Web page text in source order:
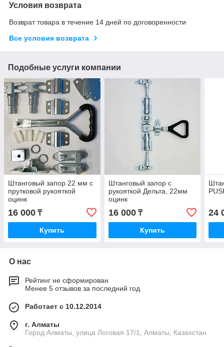
Условия возврата
Возврат товара в течение 14 дней по договоренности
Все условия возврата
Подобные услуги компании
Штанговый запор 22 мм с
прутковой рукояткой
оцинк
16 000 ₸
Купить
Штанговый запор с
рукояткой Дельта, 22мм
оцинк
16 000₸
Купить
24
О нас
Рейтинг не сформирован
Менее 5 отзывов за последний год
Работает с 10.12.2014
г. Алматы
Город Алматы, улица Логовая 17/1, Алматы, Казахстан